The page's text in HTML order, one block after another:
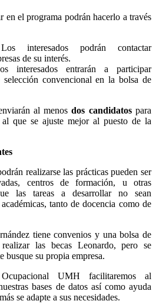
en el programa podrán hacerlo a través
interesados podrán contactar
de su interés.
interesados entrarán a participar
selección convencional en la bolsa de
al menosdos candidatospara
al que se ajuste mejor al puesto de la
realizarse las prácticas pueden ser
centros de formación, u otras
las tareas a desarrollar no sean
tanto de docencia como de
tiene convenios y una bolsa de
las becas Leonardo, pero se
busque su propia empresa.
UMH facilitaremos al
bases de datos así como ayuda
se adapte a sus necesidades.